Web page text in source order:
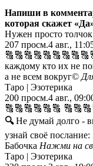
Напиши в
которая скажет
Нужен просто толчок
207 просм.4 авг.,
каждому кто их не
а не всем вокруг©️
Таро | Эзотерика
200 просм.4 авг.,
🔠🔠🔠🔠🔠🔠
🔍Не думай долго -
узнай своё
Бабочка Нажми на
Таро | Эзотерика